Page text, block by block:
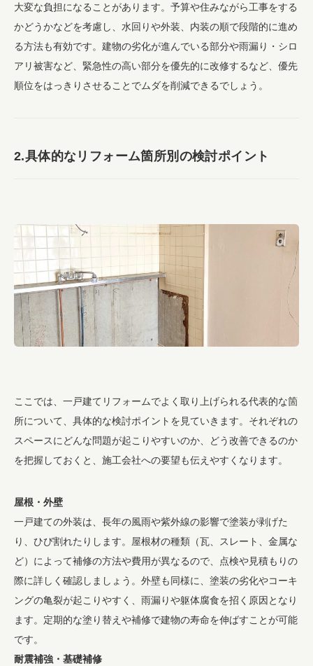
大変な負担になることがあります。予算や住みながら工事をする
かどうかなどを考慮し、水回りや外装、内装の順で段階的に進め
る方法も有効です。建物の劣化が進んでいる部分や雨漏り・シロ
アリ被害など、緊急性の高い部分を優先的に改修するなど、優先
順位をはっきりさせることでムダを削減できるでしょう。
2.具体的なリフォーム箇所別の検討ポイント
ここでは、一戸建てリフォームでよく取り上げられる代表的な箇
所について、具体的な検討ポイントを見ていきます。それぞれの
スペースにどんな問題が起こりやすいのか、どう改善できるのか
を把握しておくと、施工会社への要望も伝えやすくなります。
屋根・外壁
一戸建ての外装は、長年の風雨や紫外線の影響で塗装が剥げた
り、ひび割れたりします。屋根材の種類（瓦、スレート、金属な
ど）によって補修の方法や費用が異なるので、点検や見積もりの
際に詳しく確認しましょう。外壁も同様に、塗装の劣化やコーキ
ングの亀裂が起こりやすく、雨漏りや躯体腐食を招く原因となり
ます。定期的な塗り替えや補修で建物の寿命を伸ばすことが可能
です。
耐震補強・基礎補修